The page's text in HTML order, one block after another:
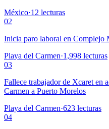
México·12 lecturas
02
Inicia paro laboral en Complejo
Playa del Carmen·1,998 lecturas
03
Fallece trabajador de Xcaret en
Carmen a Puerto Morelos
Playa del Carmen·623 lecturas
04